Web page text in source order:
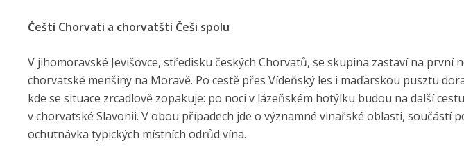
Čeští Chorvati a chorvatští Češi spolu
V jihomoravské Jevišovce, středisku českých Chorvatů, se skupina zastaví na první
chorvatské menšiny na Moravě. Po cestě přes Vídeňský les i maďarskou pusztu
kde se situace zrcadlově zopakuje: po noci v lázeňském hotýlku budou na další
v chorvatské Slavonii. V obou případech jde o významné vinařské oblasti, součástí
ochutnávka typických místních odrůd vína.